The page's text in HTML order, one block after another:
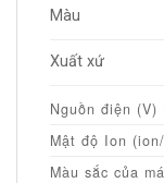
Màu
Xuất xứ
Nguồn điện (V)
Mật độ Ion
Màu sắc của